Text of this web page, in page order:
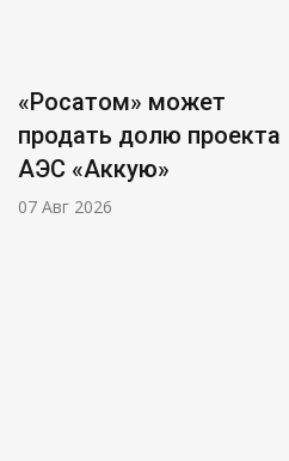
«Росатом» может
продать долю проекта
АЭС «Аккую»
07 Авг 2026